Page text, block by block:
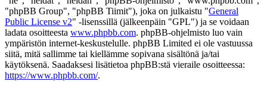
"phpBB Group", "phpBB Tiimit"), joka on julkaistu "General
Public License v2" -lisenssillä (jälkeenpäin "GPL") ja se voidaan
ladata osoitteesta www.phpbb.com. phpBB-ohjelmisto luo vain
ympäristön internet-keskustelulle. phpBB Limited ei ole vastuussa
siitä, mitä sallimme tai kiellämme sopivana sisältönä ja/tai
käytöksenä. Saadaksesi lisätietoa phpBB:stä vieraile osoitteessa:
https://www.phpbb.com/.